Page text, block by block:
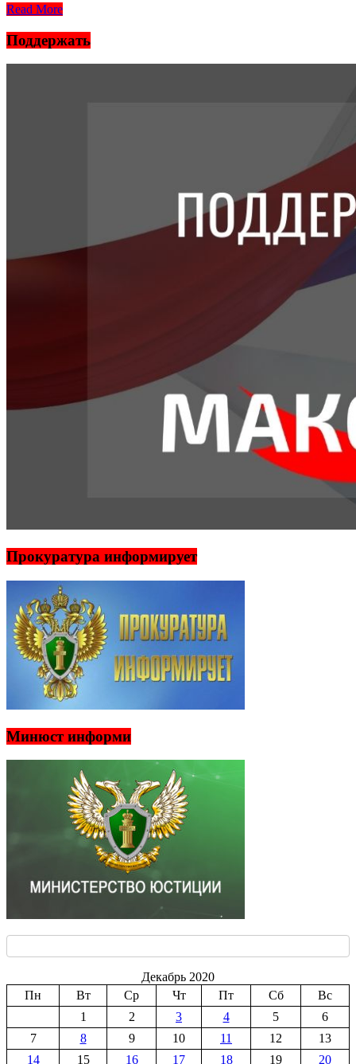
Read More
Поддержать
Прокуратура информирует
Минюст информи
Декабрь 2020
Пн
Вт Ср Чт Пт Сб
Вс
1
2 3 4 5
6
7
8 9 10 11 12
13
14
15 16 17 18 19 20